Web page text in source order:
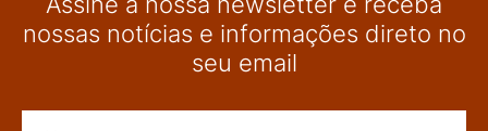
nossas notícias e informações direto no
seu email